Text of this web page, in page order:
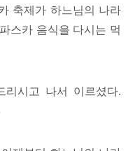
축제가 하느님의 나라
스카 음식을 다시는 먹
시고 나서 이르셨다.